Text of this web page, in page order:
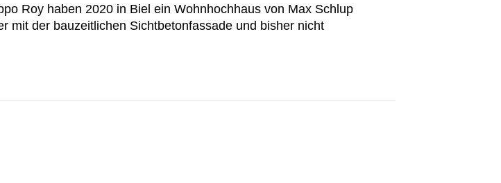
Roy haben 2020 in Biel ein Wohnhochhaus von Max Schlup
mit der bauzeitlichen Sichtbetonfassade und bisher nicht